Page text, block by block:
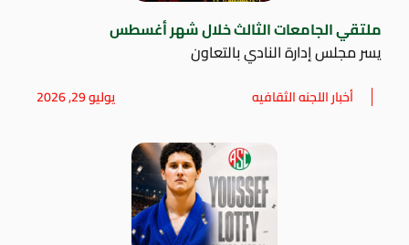
ملتقي الجامعات الثالث خلال شهر أغسطس
يسر مجلس إدارة النادي بالتعاون
أخبار اللجنه الثقافيه يوليو 29, 2026